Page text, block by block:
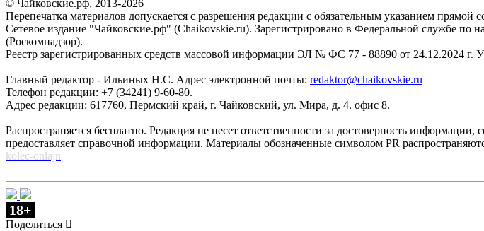
© Чайковские.рф, 2013-2026
Перепечатка материалов допускается с разрешения редакции с обязательным указанием прямой
Сетевое издание "Чайковские.рф" (Chaikovskie.ru). Зарегистрировано в Федеральной службе
(Роскомнадзор).
Реестр зарегистрированных средств массовой информации ЭЛ № ФС 77 - 88890 от 24.12.2024
Главный редактор - Ильиных Н.С. Адрес электронной почты: redaktor@chaikovskie.ru
Телефон редакции: +7 (34241) 9-60-80.
Адрес редакции: 617760, Пермский край, г. Чайковский, ул. Мира, д. 4. офис 8.
Распространяется бесплатно. Редакция не несет ответственности за достоверность
предоставляет справочной информации. Материалы обозначенные символом PR
kolec-onlajn
18+
Поделиться